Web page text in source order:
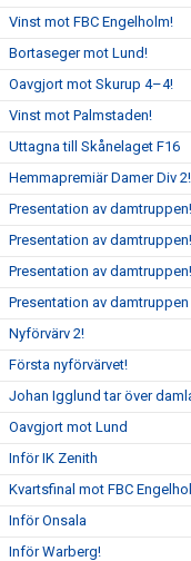
Vinst mot FBC Engelholm!
Bortaseger mot Lund!
Oavgjort mot Skurup 4–4!
Vinst mot Palmstaden!
Uttagna till Skånelaget F16
Hemmapremiär Damer Div 2!
Presentation av damtruppen!
Presentation av damtruppen!
Presentation av damtruppen!
Presentation av damtruppen
Nyförvärv 2!
Första nyförvärvet!
Johan Igglund tar över
Oavgjort mot Lund
Inför IK Zenith
Kvartsfinal mot FBC
Inför Onsala
Inför Warberg!